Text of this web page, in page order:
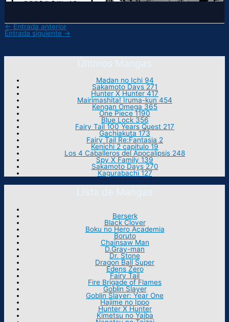
← Entrada anterior
Entrada siguiente →
Últimos Mangas
Madan no Ichi 94
Sakamoto Days 271
Hunter X Hunter 417
Mairimashita! Iruma-kun 454
Kengan Omega 365
One Piece 1190
Blue Lock 356
Fairy Tail 100 Years Quest 217
Gachiakuta 173
Fairy Tail Re:Fantasia 2
Kenichi 2 capitulo 19
Los 4 Caballeros del Apocalipsis 248
Spy X Family 139
Sakamoto Days 270
Kagurabachi 127
Lista de Mangas
Berserk
Black Clover
Boku no Hero Academia
Boruto
Chainsaw Man
D.Gray-man
Dr. Stone
Dragon Ball Super
Edens Zero
Fairy Tail
Fire Brigade of Flames
Goblin Slayer
Goblin Slayer: Year One
Hajime no Ippo
Hunter X Hunter
Kimetsu no Yaiba